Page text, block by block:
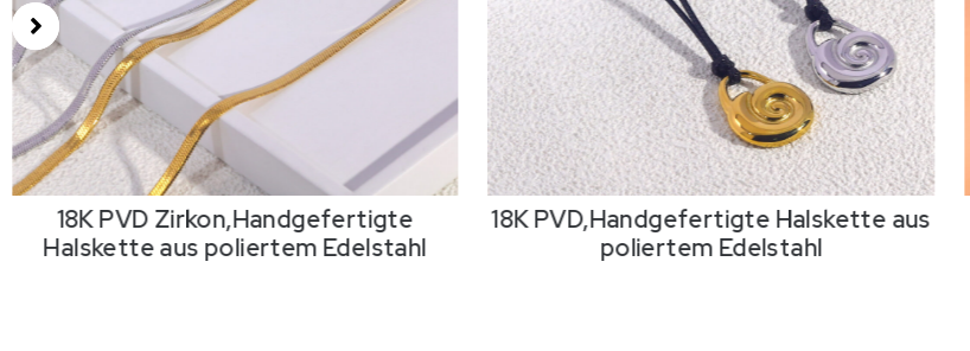
18K PVD Zirkon,Handgefertigte
Halskette aus poliertem Edelstahl
18K PVD,Handgefertigte Halskette aus
poliertem Edelstahl